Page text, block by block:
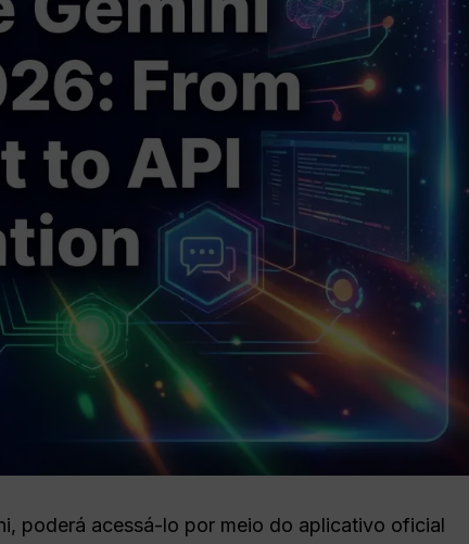
poderá acessá-lo por meio do aplicativo oficial